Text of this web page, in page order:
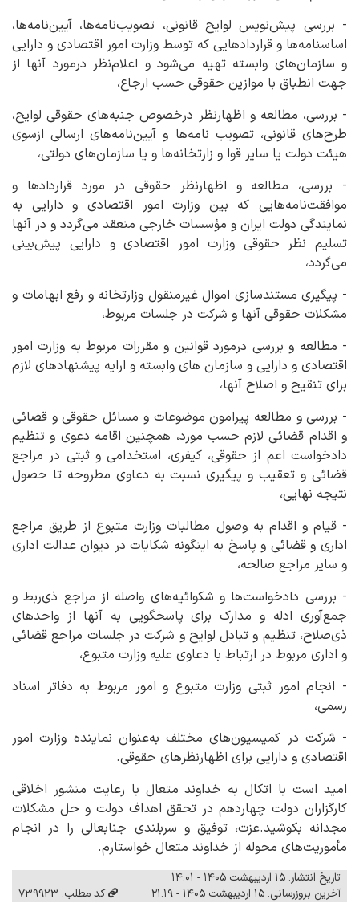
- بررسی پیش‌نویس لوایح قانونی، تصویب‌نامه‌ها، آیین‌نامه‌ها،
اساسنامه‌ها و قراردادهایی که توسط وزارت امور اقتصادی و دارایی
و سازمان‌های وابسته تهیه می‌شود و اعلام‌نظر درمورد آنها از
جهت انطباق با موازین حقوقی حسب ارجاع،
- بررسی، مطالعه و اظهارنظر درخصوص جنبه‌های حقوقی لوایح،
طرح‌های قانونی، تصویب نامه‌ها و آیین‌نامه‌های ارسالی ازسوی
هیئت دولت یا سایر قوا و زارتخانه‌ها و یا سازمان‌های دولتی،
- بررسی، مطالعه و اظهارنظر حقوقی در مورد قراردادها و
موافقت‌نامه‌هایی که بین وزارت امور اقتصادی و دارایی به
نمایندگی دولت ایران و مؤسسات خارجی منعقد می‌گردد و در آنها
تسلیم نظر حقوقی وزارت امور اقتصادی و دارایی پیش‌بینی
می‌گردد،
- پیگیری مستندسازی اموال غیرمنقول وزارتخانه و رفع ابهامات و
مشکلات حقوقی آنها و شرکت در جلسات مربوط،
- مطالعه و بررسی درمورد قوانین و مقررات مربوط به وزارت امور
اقتصادی و دارایی و سازمان های وابسته و ارایه پیشنهادهای لازم
برای تنقیح و اصلاح آنها،
- بررسی و مطالعه پیرامون موضوعات و مسائل حقوقی و قضائی
و اقدام قضائی لازم حسب مورد، همچنین اقامه دعوی و تنظیم
دادخواست اعم از حقوقی، کیفری، استخدامی و ثبتی در مراجع
قضائی و تعقیب و پیگیری نسبت به دعاوی مطروحه تا حصول
نتیجه نهایی،
- قیام و اقدام به وصول مطالبات وزارت متبوع از طریق مراجع
اداری و قضائی و پاسخ به اینگونه شکایات در دیوان عدالت اداری
و سایر مراجع صالحه،
- بررسی دادخواست‌ها و شکوائیه‌های واصله از مراجع ذی‌ربط و
جمع‌آوری ادله و مدارک برای پاسخگویی به آنها از واحدهای
ذی‌صلاح، تنظیم و تبادل لوایح و شرکت در جلسات مراجع قضائی
و اداری مربوط در ارتباط با دعاوی علیه وزارت متبوع،
- انجام امور ثبتی وزارت متبوع و امور مربوط به دفاتر اسناد
رسمی،
- شرکت در کمیسیون‌های مختلف به‌عنوان نماینده وزارت امور
اقتصادی و دارایی برای اظهارنظرهای حقوقی.
امید است با اتکال به خداوند متعال با رعایت منشور اخلاقی
کارگزاران دولت چهاردهم در تحقق اهداف دولت و حل مشکلات
مجدانه بکوشید.عزت، توفیق و سربلندی جنابعالی را در انجام
مأموریت‌های محوله از خداوند متعال خواستارم.
تاریخ انتشار: ۱۵ اردیبهشت ۱۴۰۵ - ۱۴:۰۱
آخرین بروزرسانی: ۱۵ اردیبهشت ۱۴۰۵ - ۲۱:۱۹
کد مطلب: 739923